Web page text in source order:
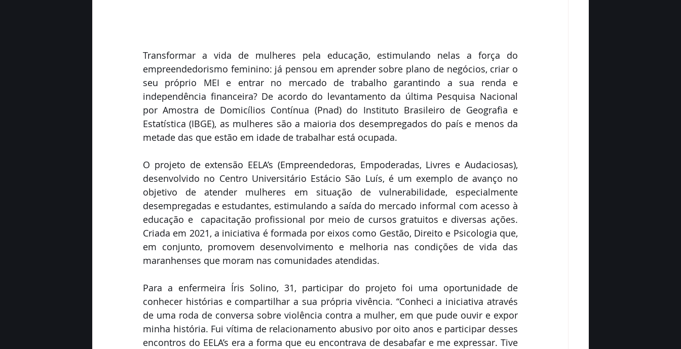
Transformar a vida de mulheres pela educação, estimulando nelas a força do
empreendedorismo feminino: já pensou em aprender sobre plano de negócios, criar o
seu próprio MEI e entrar no mercado de trabalho garantindo a sua renda e
independência financeira? De acordo do levantamento da última Pesquisa Nacional
por Amostra de Domicílios Contínua (Pnad) do Instituto Brasileiro de Geografia e
Estatística (IBGE), as mulheres são a maioria dos desempregados do país e menos da
metade das que estão em idade de trabalhar está ocupada.
O projeto de extensão EELA’s (Empreendedoras, Empoderadas, Livres e Audaciosas),
desenvolvido no Centro Universitário Estácio São Luís, é um exemplo de avanço no
objetivo de atender mulheres em situação de vulnerabilidade, especialmente
desempregadas e estudantes, estimulando a saída do mercado informal com acesso à
educação e  capacitação profissional por meio de cursos gratuitos e diversas ações.
Criada em 2021, a iniciativa é formada por eixos como Gestão, Direito e Psicologia que,
em conjunto, promovem desenvolvimento e melhoria nas condições de vida das
maranhenses que moram nas comunidades atendidas.
Para a enfermeira Íris Solino, 31, participar do projeto foi uma oportunidade de
conhecer histórias e compartilhar a sua própria vivência. “Conheci a iniciativa através
de uma roda de conversa sobre violência contra a mulher, em que pude ouvir e expor
minha história. Fui vítima de relacionamento abusivo por oito anos e participar desses
encontros do EELA’s era a forma que eu encontrava de desabafar e me expressar. Tive